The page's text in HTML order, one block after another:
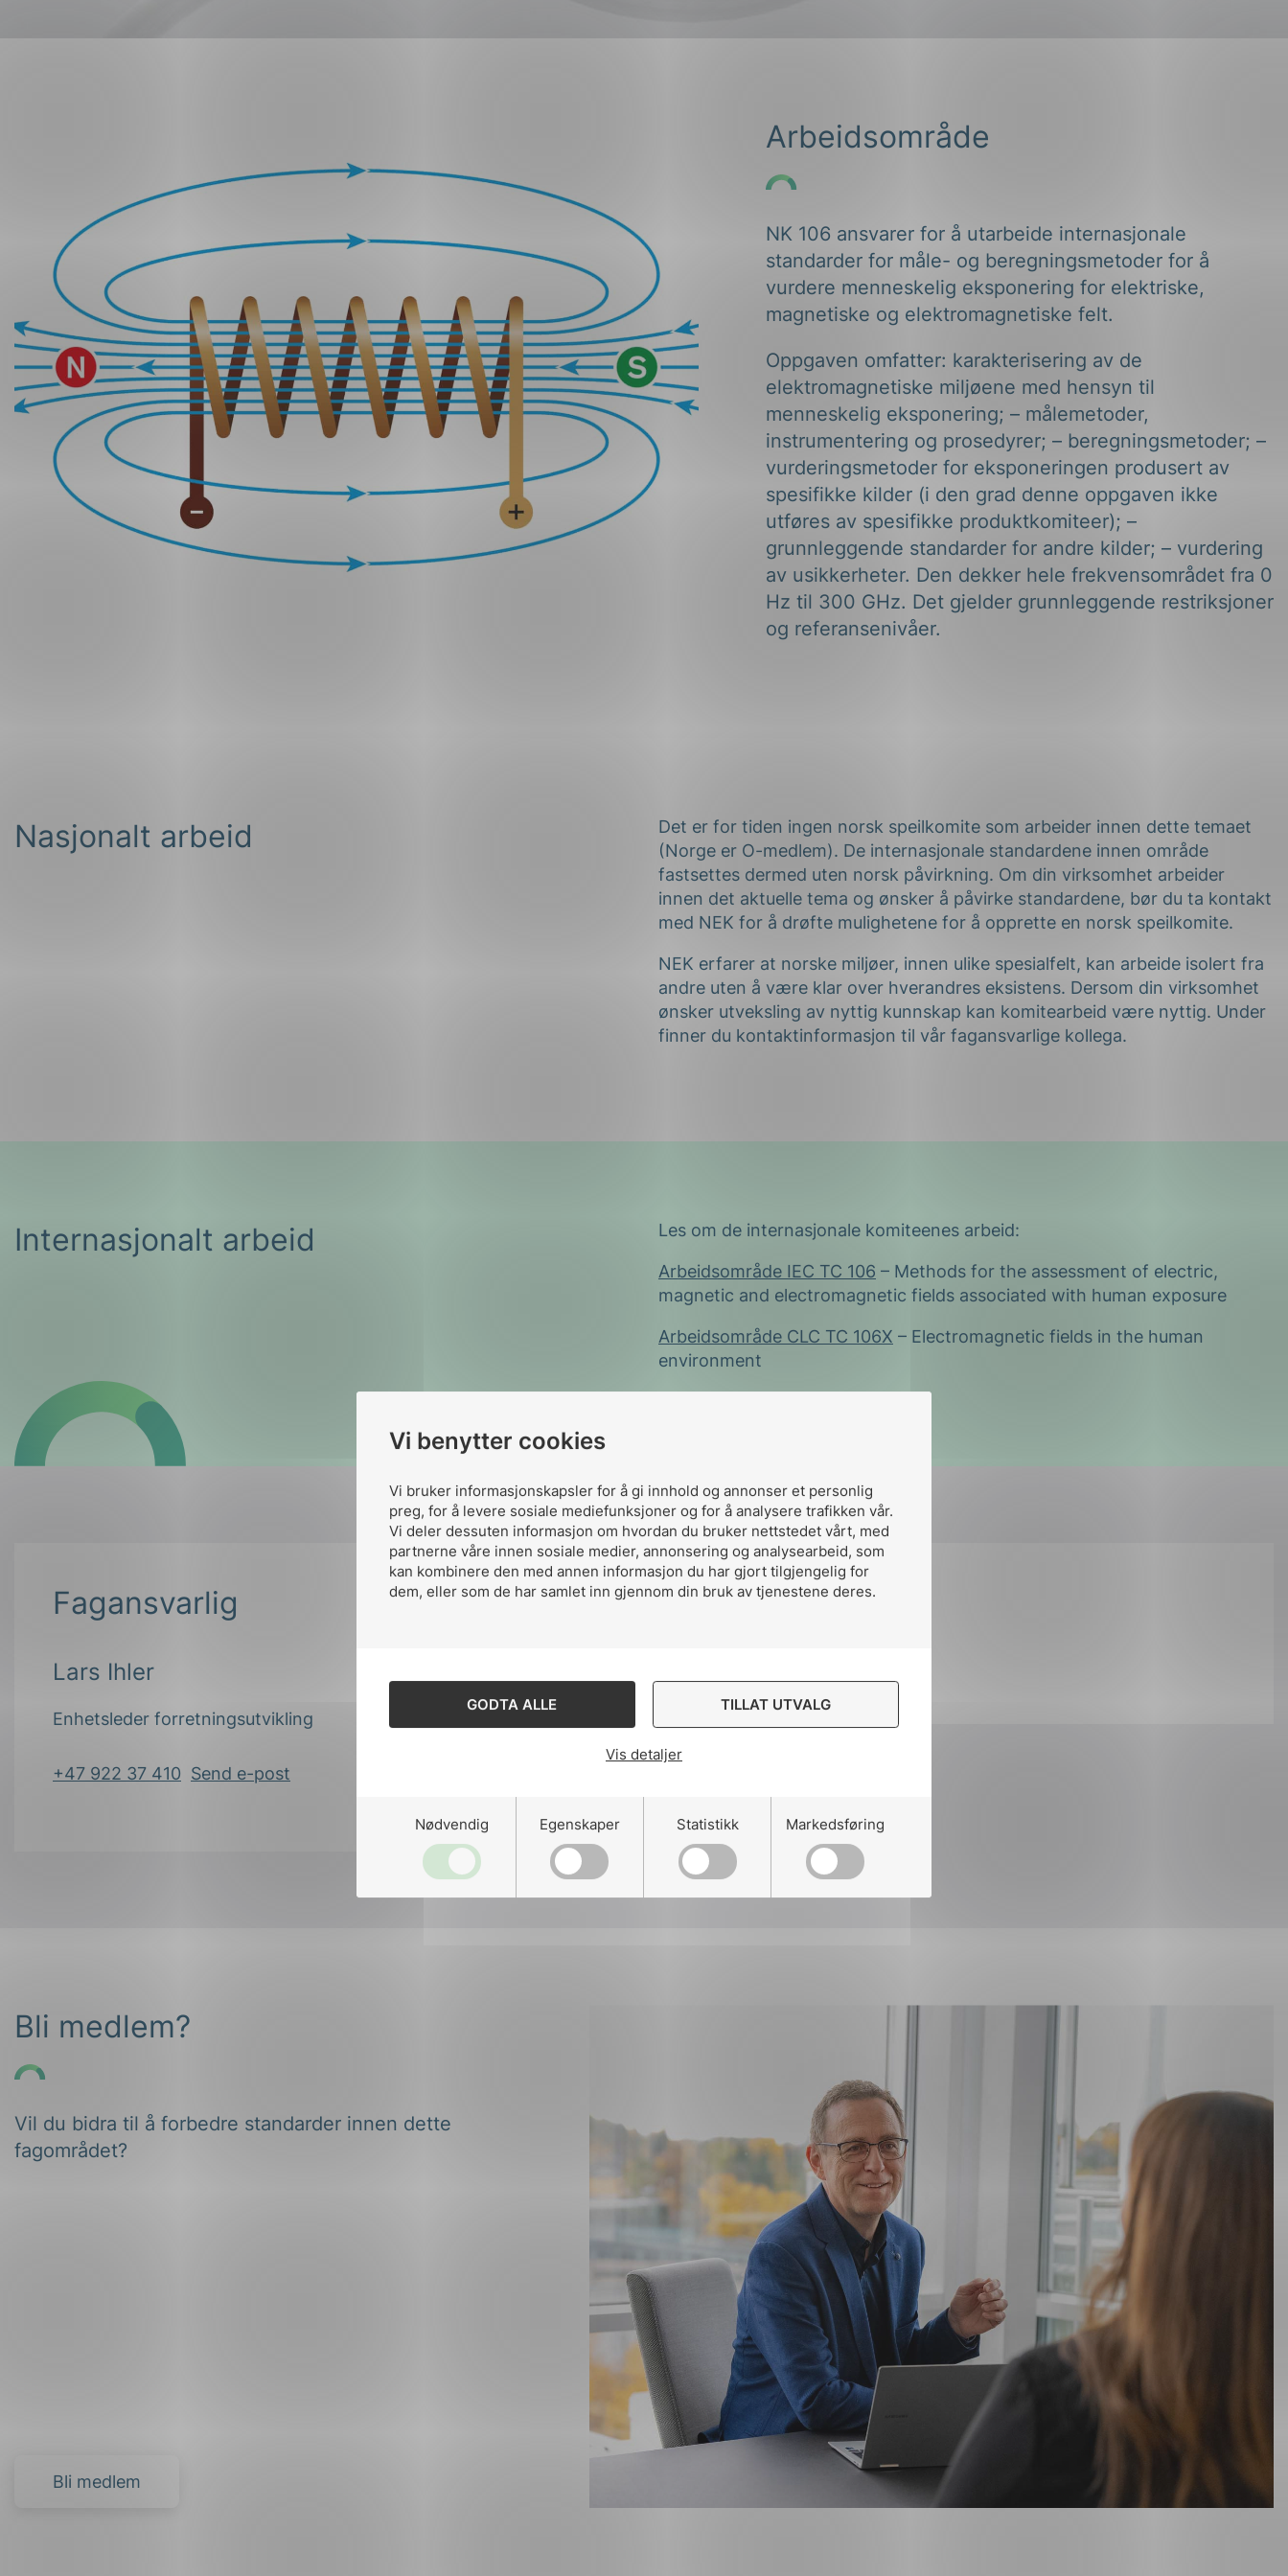
Vi benytter cookies
Vi bruker informasjonskapsler for å gi innhold og annonser et personlig
preg, for å levere sosiale mediefunksjoner og for å analysere trafikken vår.
Vi deler dessuten informasjon om hvordan du bruker nettstedet vårt, med
partnerne våre innen sosiale medier, annonsering og analysearbeid, som
kan kombinere den med annen informasjon du har gjort tilgjengelig for
dem, eller som de har samlet inn gjennom din bruk av tjenestene deres.
GODTA ALLE TILLAT UTVALG
Vis detaljer
Nødvendig Egenskaper Statistikk Markedsføring
Overføring og distribusjon
Arbeidsområde
NK 106 ansvarer for å utarbeide internasjonale
standarder for måle- og beregningsmetoder for å
vurdere menneskelig eksponering for elektriske,
magnetiske og elektromagnetiske felt.
Oppgaven omfatter: karakterisering av de
elektromagnetiske miljøene med hensyn til
menneskelig eksponering; – målemetoder,
instrumentering og prosedyrer; – beregningsmetoder; –
vurderingsmetoder for eksponeringen produsert av
spesifikke kilder (i den grad denne oppgaven ikke
utføres av spesifikke produktkomiteer); –
grunnleggende standarder for andre kilder; – vurdering
av usikkerheter. Den dekker hele frekvensområdet fra 0
Hz til 300 GHz. Det gjelder grunnleggende restriksjoner
og referansenivåer.
Nasjonalt arbeid
Det er for tiden ingen norsk speilkomite som arbeider innen dette temaet
(Norge er O-medlem). De internasjonale standardene innen område
fastsettes dermed uten norsk påvirkning. Om din virksomhet arbeider
innen det aktuelle tema og ønsker å påvirke standardene, bør du ta kontakt
med NEK for å drøfte mulighetene for å opprette en norsk speilkomite.
NEK erfarer at norske miljøer, innen ulike spesialfelt, kan arbeide isolert fra
andre uten å være klar over hverandres eksistens. Dersom din virksomhet
ønsker utveksling av nyttig kunnskap kan komitearbeid være nyttig. Under
finner du kontaktinformasjon til vår fagansvarlige kollega.
Internasjonalt arbeid Les om de internasjonale komiteenes arbeid:
Arbeidsområde IEC TC 106 – Methods for the assessment of electric,
magnetic and electromagnetic fields associated with human exposure
Arbeidsområde CLC TC 106X – Electromagnetic fields in the human
environment
Fagansvarlig
Lars Ihler
Enhetsleder forretningsutvikling
+47 922 37 410 Send e-post
Del komiteen på:
Del Del Del
Bli medlem?
Vil du bidra til å forbedre standarder innen dette
fagområdet?
Bli medlem